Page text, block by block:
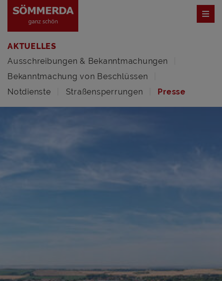
AKTUELLES
Ausschreibungen & Bekanntmachungen
Bekanntmachung von Beschlüssen
Notdienste
Straßensperrungen Presse